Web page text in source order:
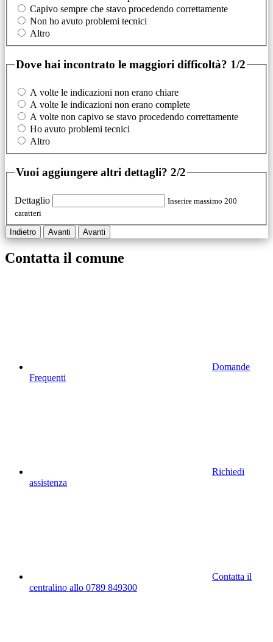
Capivo sempre che stavo procedendo correttamente
Non ho avuto problemi tecnici
Altro
Dove hai incontrato le maggiori difficoltà? 1/2
A volte le indicazioni non erano chiare
A volte le indicazioni non erano complete
A volte non capivo se stavo procedendo correttamente
Ho avuto problemi tecnici
Altro
Vuoi aggiungere altri dettagli? 2/2
Dettaglio
Inserire massimo 200
caratteri
Indietro Avanti Avanti
Contatta il comune
Domande
Frequenti
Richiedi
assistenza
Contatta il
centralino allo 0789 849300